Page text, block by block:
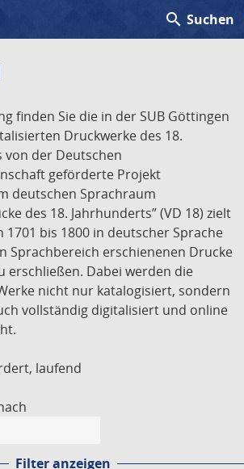
search Suchen
finden Sie die in der SUB Göttingen
Druckwerke des 18.
von der Deutschen
geförderte Projekt
deutschen Sprachraum
des 18. Jahrhunderts” (VD 18) zielt
1701 bis 1800 in deutscher Sprache
Sprachbereich erschienenen Drucke
erschließen. Dabei werden die
nicht nur katalogisiert, sondern
vollständig digitalisiert und online
laufend
Filter anzeigen